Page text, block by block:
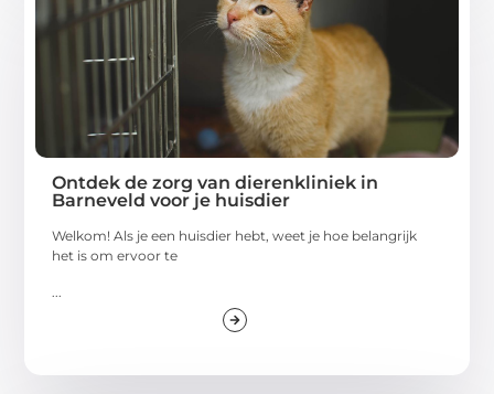
Ontdek de zorg van dierenkliniek in
Barneveld voor je huisdier
Welkom! Als je een huisdier hebt, weet je hoe belangrijk
het is om ervoor te